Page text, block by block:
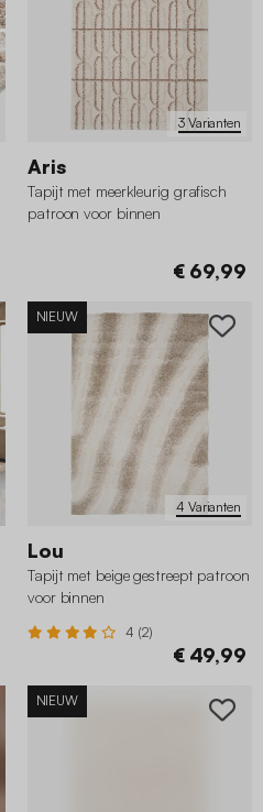
3 Varianten
Aris
Tapijt met meerkleurig grafisch
patroon voor binnen
€ 69,99
4 Varianten
NIEUW
Lou
Tapijt met beige gestreept patroon
voor binnen
4 (2)
€ 49,99
NIEUW